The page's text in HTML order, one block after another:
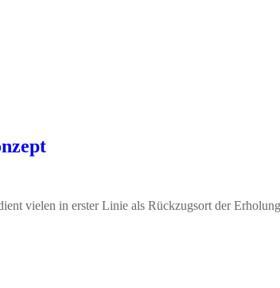
vielen in erster Linie als Rückzugsort der